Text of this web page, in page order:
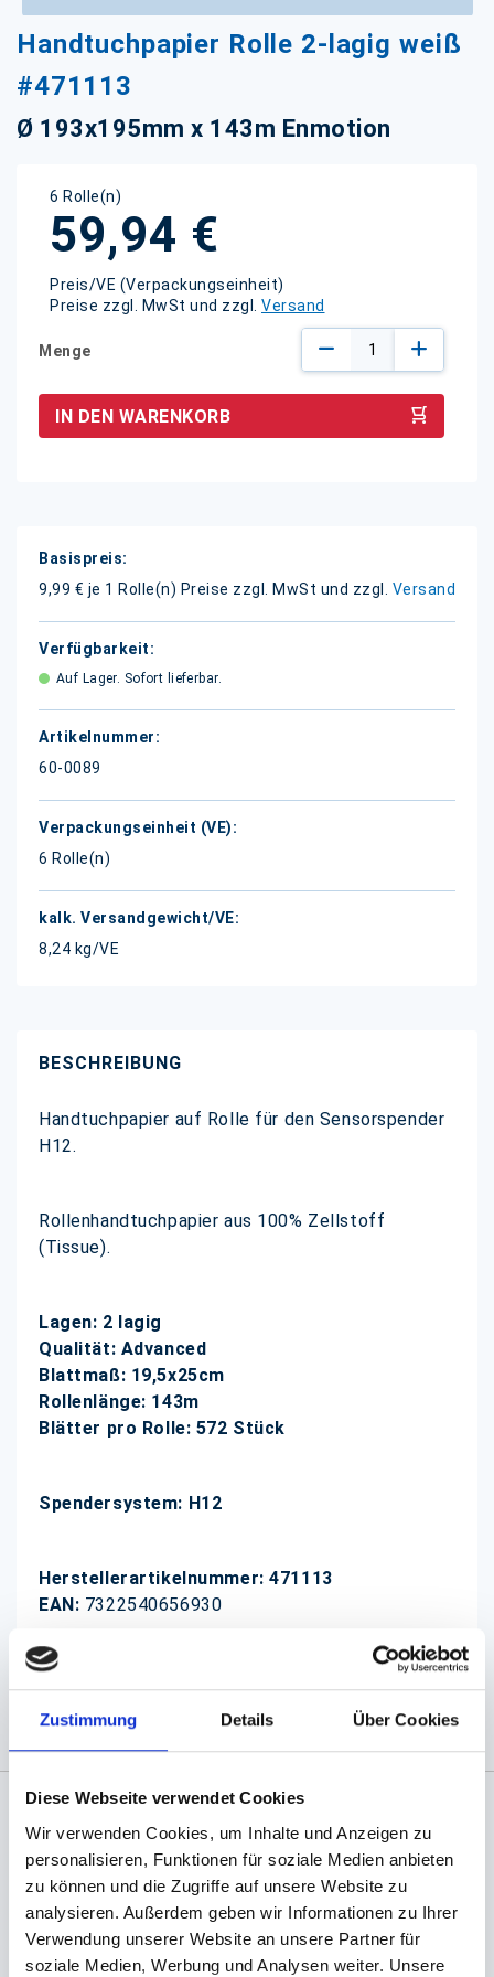
Zustimmung Details Über Cookies
Diese Webseite verwendet Cookies
Wir verwenden Cookies, um Inhalte und Anzeigen zu
personalisieren, Funktionen für soziale Medien anbieten
zu können und die Zugriffe auf unsere Website zu
analysieren. Außerdem geben wir Informationen zu Ihrer
Verwendung unserer Website an unsere Partner für
soziale Medien, Werbung und Analysen weiter. Unsere
Handtuchpapier Rolle 2-lagig weiß
#471113
Ø 193x195mm x 143m Enmotion
6 Rolle(n)
59,94 €
Preis/VE (Verpackungseinheit)
Preise zzgl. MwSt und zzgl. Versand
Menge
IN DEN WARENKORB
Weitere
Informationen
9,99 € je 1 Rolle(n) Preise zzgl. MwSt und zzgl. Versand
Auf Lager. Sofort lieferbar.
60-0089
6 Rolle(n)
8,24 kg/VE
Anfang
der
Bildgalerie
springen
BESCHREIBUNG
Handtuchpapier auf Rolle für den Sensorspender
H12.
Rollenhandtuchpapier aus 100% Zellstoff
(Tissue).
Lagen: 2 lagig
Qualität: Advanced
Blattmaß: 19,5x25cm
Rollenlänge: 143m
Blätter pro Rolle: 572 Stück
Spendersystem: H12
Herstellerartikelnummer: 471113
EAN: 7322540656930
(Abb. evtl. ähnlich, ggf. ohne Dekoration)
Angaben zur Informationspflichten der GPSR
Produktsicherheitsverordnung:packpack.de GmbH, Am
Bullhamm 24-26, D-26441 Jever, info@packpack.de
Sie könnten auch an folgenden Artikeln
interessiert sein